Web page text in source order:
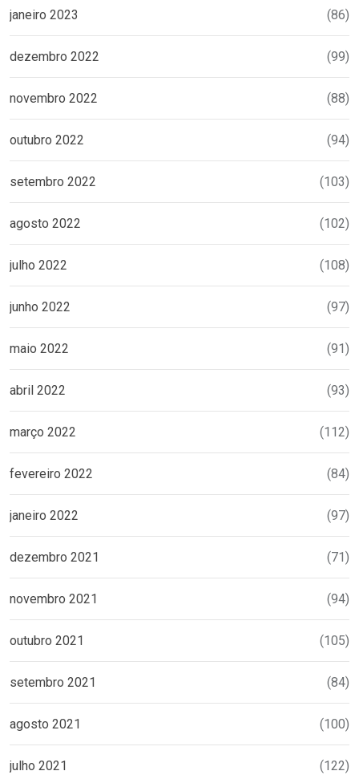
janeiro 2023 (86)
dezembro 2022 (99)
novembro 2022 (88)
outubro 2022 (94)
setembro 2022 (103)
agosto 2022 (102)
julho 2022 (108)
junho 2022 (97)
maio 2022 (91)
abril 2022 (93)
março 2022 (112)
fevereiro 2022 (84)
janeiro 2022 (97)
dezembro 2021 (71)
novembro 2021 (94)
outubro 2021 (105)
setembro 2021 (84)
agosto 2021 (100)
julho 2021 (122)